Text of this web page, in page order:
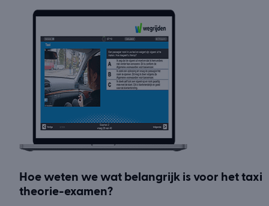
Hoe weten we wat belangrijk is voor het taxi
theorie-examen?